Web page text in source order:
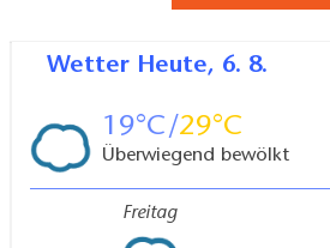
Wetter Heute, 6. 8.
19 29
Überwiegend bewölkt
Freitag